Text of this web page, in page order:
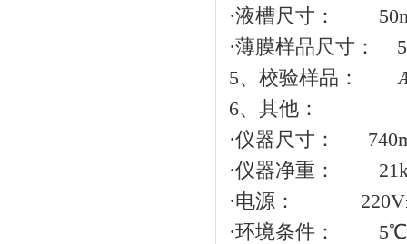
·液槽尺寸：
·薄膜样品尺寸：
5、校验样品：
6、其他：
·仪器尺寸：
·仪器净重：
·电源：
·环境条件：